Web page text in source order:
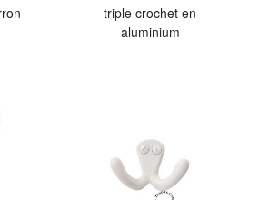
triple crochet en
aluminium